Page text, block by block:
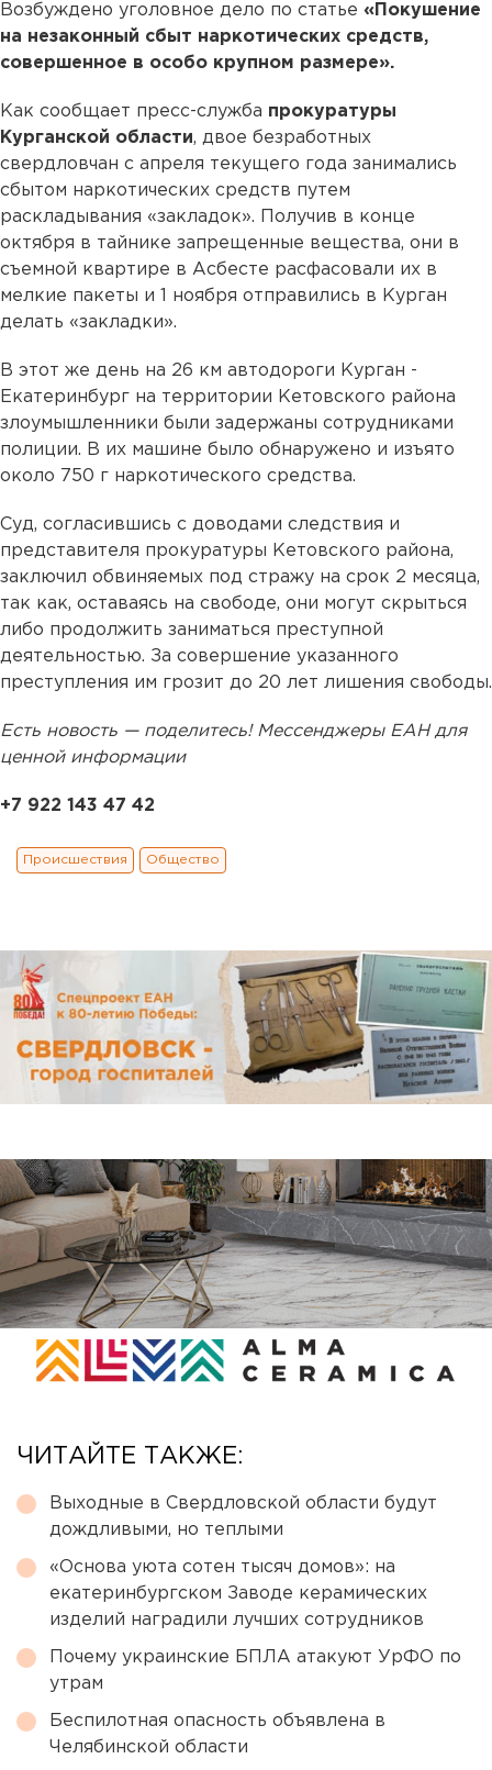
Возбуждено уголовное дело по статье «Покушение
на незаконный сбыт наркотических средств,
совершенное в особо крупном размере».
Как сообщает пресс-служба прокуратуры
Курганской области, двое безработных
свердловчан с апреля текущего года занимались
сбытом наркотических средств путем
раскладывания «закладок». Получив в конце
октября в тайнике запрещенные вещества, они в
съемной квартире в Асбесте расфасовали их в
мелкие пакеты и 1 ноября отправились в Курган
делать «закладки».
В этот же день на 26 км автодороги Курган -
Екатеринбург на территории Кетовского района
злоумышленники были задержаны сотрудниками
полиции. В их машине было обнаружено и изъято
около 750 г наркотического средства.
Суд, согласившись с доводами следствия и
представителя прокуратуры Кетовского района,
заключил обвиняемых под стражу на срок 2 месяца,
так как, оставаясь на свободе, они могут скрыться
либо продолжить заниматься преступной
деятельностью. За совершение указанного
преступления им грозит до 20 лет лишения свободы.
Есть новость — поделитесь! Мессенджеры ЕАН для
ценной информации
+7 922 143 47 42
Происшествия Общество
ЧИТАЙТЕ ТАКЖЕ:
Выходные в Свердловской области будут
дождливыми, но теплыми
«Основа уюта сотен тысяч домов»: на
екатеринбургском Заводе керамических
изделий наградили лучших сотрудников
Почему украинские БПЛА атакуют УрФО по
утрам
Беспилотная опасность объявлена в
Челябинской области